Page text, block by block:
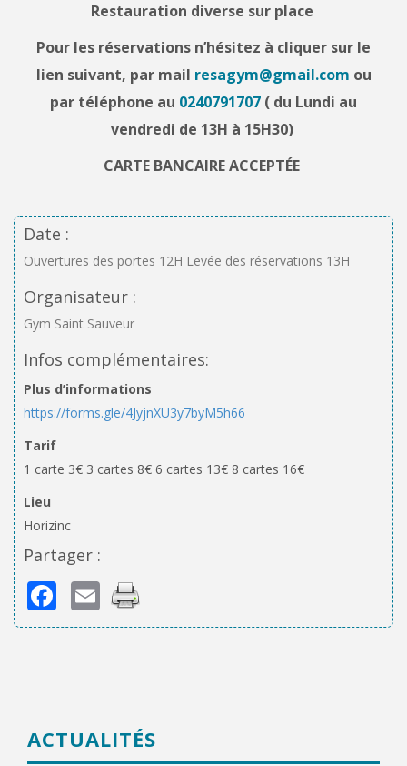
Restauration diverse sur place
Pour les réservations n’hésitez à cliquer sur le
lien suivant, par mail resagym@gmail.com ou
par téléphone au 0240791707 ( du Lundi au
vendredi de 13H à 15H30)
CARTE BANCAIRE ACCEPTÉE
Date :
Ouvertures des portes 12H Levée des réservations 13H
Organisateur :
Gym Saint Sauveur
Infos complémentaires:
Plus d’informations
https://forms.gle/4JyjnXU3y7byM5h66
Tarif
1 carte 3€ 3 cartes 8€ 6 cartes 13€ 8 cartes 16€
Lieu
Horizinc
Partager :
Facebook
Email
ACTUALITÉS